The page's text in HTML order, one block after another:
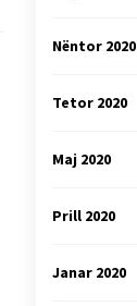
Nëntor 2020
Tetor 2020
Maj 2020
Prill 2020
Janar 2020